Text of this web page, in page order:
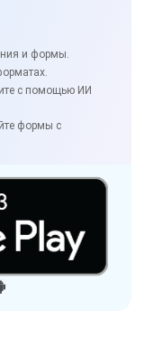
и формы.
с помощью ИИ
формы с